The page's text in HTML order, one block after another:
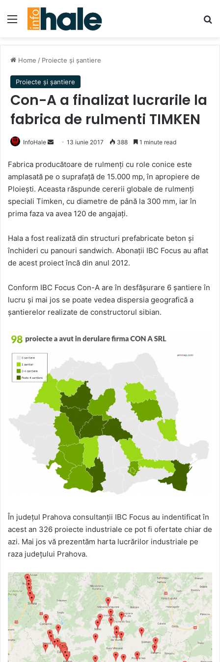
Menu
Home / Proiecte și șantiere
Proiecte și șantiere
Con-A a finalizat lucrarile la
fabrica de rulmenti TIMKEN
InfoHale
Send
email
13 iunie 2017 388 1 minute read
Fabrica producătoare de rulmenți cu role conice este
amplasată pe o suprafață de 15.000 mp, în apropiere de
Ploiești. Aceasta răspunde cererii globale de rulmenți
speciali Timken, cu diametre de până la 300 mm, iar în
prima faza va avea 120 de angajați.
Hala a fost realizată din structuri prefabricate beton și
închideri cu panouri sandwich. Abonații IBC Focus au aflat
de acest proiect încă din anul 2012.
Conform IBC Focus Con-A are în desfășurare 6 șantiere în
lucru și mai jos se poate vedea dispersia geografică a
șantierelor realizate de constructorul sibian.
În județul Prahova consultanții IBC Focus au indentificat în
acest an 326 proiecte industriale ce pot fi ofertate chiar de
azi. Mai jos vă prezentăm harta lucrărilor industriale pe
raza județului Prahova.